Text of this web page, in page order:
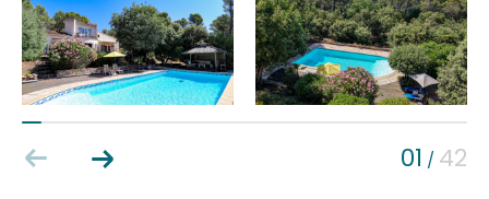
01 / 42
AFFINER LES CRITÈRES
Terrasse Parking Piscine